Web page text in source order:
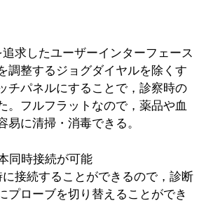
追求したユーザーインターフェース
調整するジョグダイヤルを除くす
チパネルにすることで，診察時の
。フルフラットなので，薬品や血
易に清掃・消毒できる。
同時接続が可能
接続することができるので，診断
プローブを切り替えることができ